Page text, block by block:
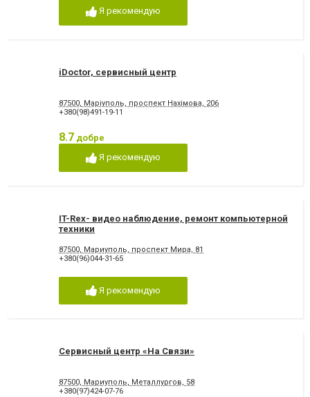
Я рекомендую
iDoctor, сервисный центр
87500, Маріуполь, проспект Нахімова, 206
+380(98)491-19-11
8.7 добре
Я рекомендую
IT-Rex- видео наблюдение, ремонт компьютерной
техники
87500, Мариуполь, проспект Мира, 81
+380(96)044-31-65
Я рекомендую
Сервисный центр «На Связи»
87500, Мариуполь, Металлургов, 58
+380(97)424-07-76